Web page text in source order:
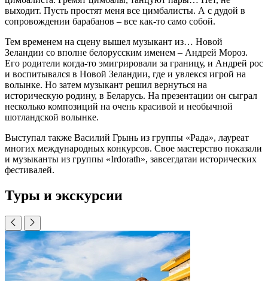
выходит. Пусть простят меня все цимбалисты. А с дудой в
сопровождении барабанов – все как-то само собой.
Тем временем на сцену вышел музыкант из… Новой
Зеландии со вполне белорусским именем – Андрей Мороз.
Его родители когда-то эмигрировали за границу, и Андрей рос
и воспитывался в Новой Зеландии, где и увлекся игрой на
волынке. Но затем музыкант решил вернуться на
историческую родину, в Беларусь. На презентации он сыграл
несколько композиций на очень красивой и необычной
шотландской волынке.
Выступал также Василий Грынь из группы «Рада», лауреат
многих международных конкурсов. Свое мастерство показали
и музыканты из группы «Irdorath», завсегдатаи исторических
фестивалей.
Туры и экскурсии